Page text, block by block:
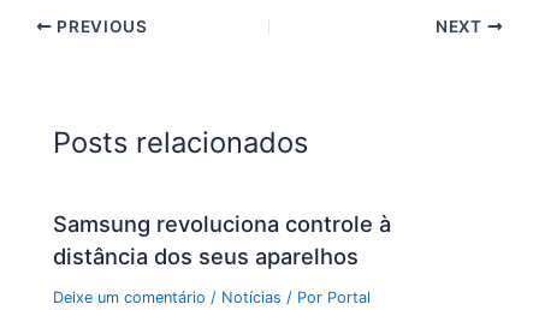
PREVIOUS NEXT
Posts relacionados
Samsung revoluciona controle à
distância dos seus aparelhos
Deixe um comentário / Notícias / Por Portal